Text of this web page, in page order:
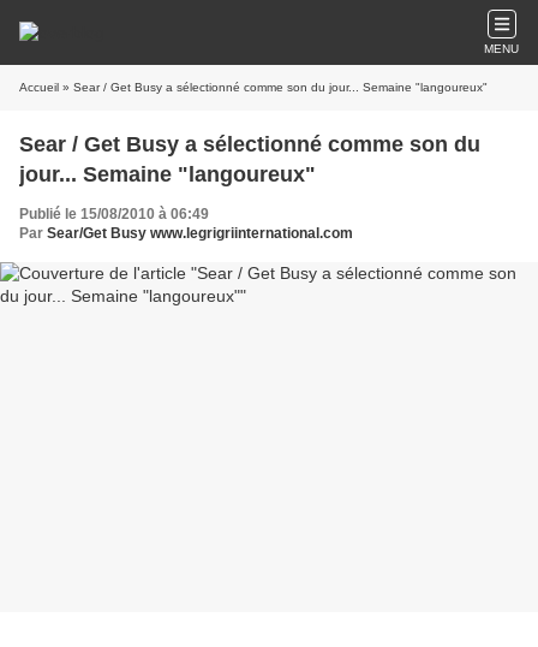
MENU
Accueil » Sear / Get Busy a sélectionné comme son du jour... Semaine "langoureux"
Sear / Get Busy a sélectionné comme son du
jour... Semaine "langoureux"
Publié le 15/08/2010 à 06:49
Par Sear/Get Busy www.legrigriinternational.com